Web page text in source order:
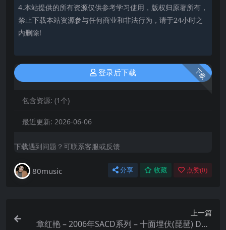
4.本站提供的所有资源仅供参考学习使用，版权归原著所有，
禁止下载本站资源参与任何商业和非法行为，请于24小时之
内删除!
下载
登录后下载
包含资源: (1个)
最近更新: 2026-06-06
下载遇到问题？可联系客服或反馈
80music 分享 收藏 点赞(0)
上一篇
章红艳 – 2006年SACD系列 – 十面埋伏(琵琶) DSD